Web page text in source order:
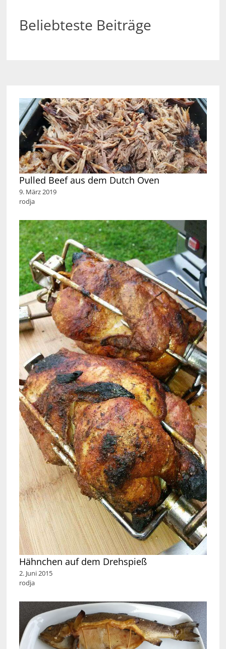
Beliebteste Beiträge
Pulled Beef aus dem Dutch Oven
9. März 2019
rodja
Hähnchen auf dem Drehspieß
2. Juni 2015
rodja